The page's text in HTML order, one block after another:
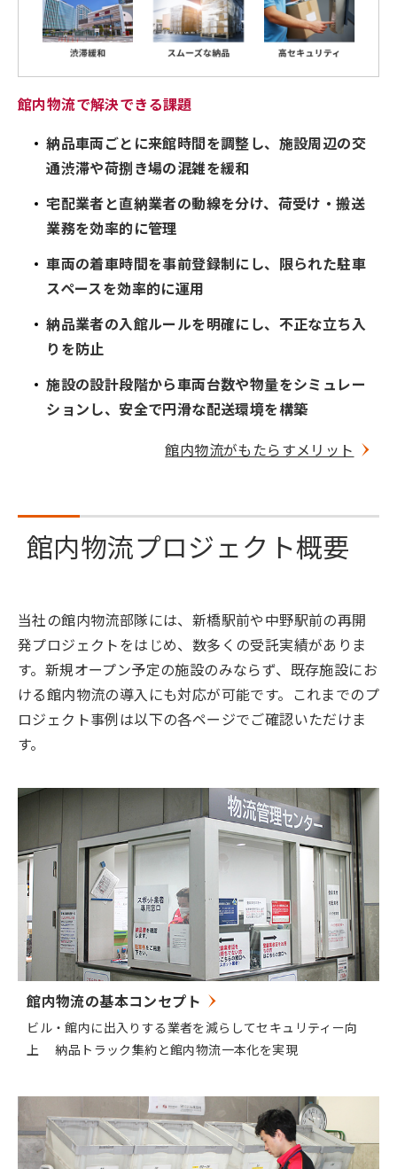
館内物流で解決できる課題
納品車両ごとに来館時間を調整し、施設周辺の交
通渋滞や荷捌き場の混雑を緩和
宅配業者と直納業者の動線を分け、荷受け・搬送
業務を効率的に管理
車両の着車時間を事前登録制にし、限られた駐車
スペースを効率的に運用
納品業者の入館ルールを明確にし、不正な立ち入
りを防止
施設の設計段階から車両台数や物量をシミュレー
ションし、安全で円滑な配送環境を構築
館内物流がもたらすメリット
館内物流プロジェクト概要
当社の館内物流部隊には、新橋駅前や中野駅前の再開
発プロジェクトをはじめ、数多くの受託実績がありま
す。新規オープン予定の施設のみならず、既存施設にお
ける館内物流の導入にも対応が可能です。これまでのプ
ロジェクト事例は以下の各ページでご確認いただけま
す。
館内物流の基本コンセプト
ビル・館内に出入りする業者を減らしてセキュリティー向
上 納品トラック集約と館内物流一本化を実現